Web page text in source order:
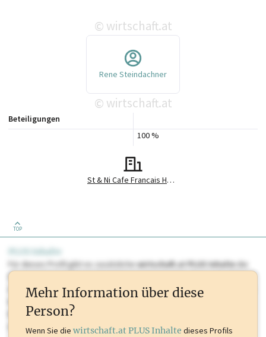
© wirtschaft.at
Rene Steindachner
© wirtschaft.at
St & Ni Cafe Francais Holding GmbH
100 %
Beteiligungen
TOP
PLUS Inhalte
Für dieses Profil gibt es zusätzlichewirtschaft.at PLUS Inhaltedie
Sie momentan nicht einsehen können. Schalten Sie dieses Profil frei
oder loggen Sie sich ein um diese Inhalte zu sehen. wirtschaft.at PLUS
Marken, Patente, Rechtstatsachen, OTS-Aussendungen, und viele
mehr.
Mehr Information über diese
Person?
Wenn Sie die wirtschaft.at PLUS Inhalte dieses Profils